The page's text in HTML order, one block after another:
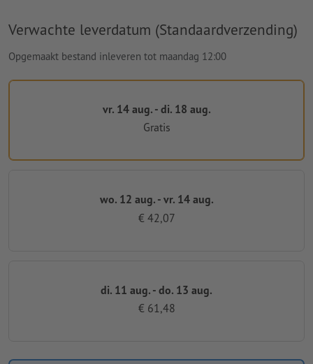
Verwachte leverdatum (Standaardverzending)
Opgemaakt bestand inleveren tot maandag 12:00
vr. 14 aug. - di. 18 aug.
Gratis
wo. 12 aug. - vr. 14 aug.
€ 42,07
di. 11 aug. - do. 13 aug.
€ 61,48